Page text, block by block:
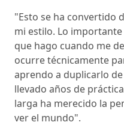
"Esto se ha convertido
mi estilo. Lo
que hago cuando me
ocurre técnicamente
aprendo a duplicarlo
llevado años de
larga ha merecido la
ver el mundo".